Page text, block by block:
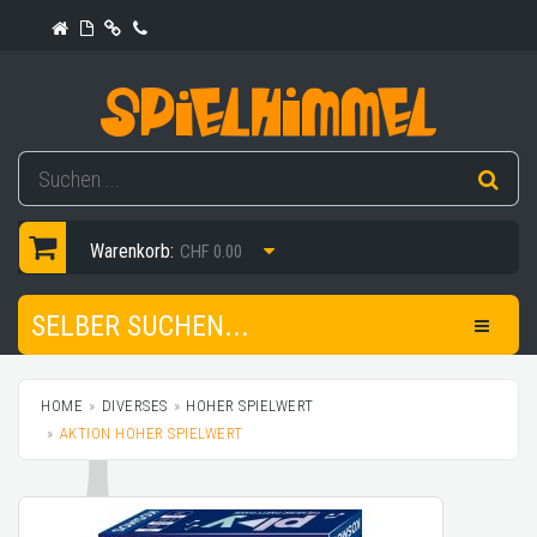
Warenkorb: CHF 0.00
SELBER SUCHEN...
HOME DIVERSES
HOHER SPIELWERT
AKTION HOHER SPIELWERT